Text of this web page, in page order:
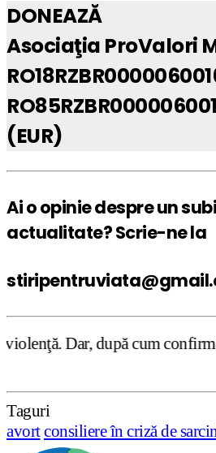
DONEAZĂ
Asociaţia ProValori
(EUR)
Ai o opinie despre un
actualitate? Scrie-ne la
după cum confirmă şi
Taguri
avortconsiliere în criză de